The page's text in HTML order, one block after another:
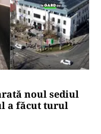
noul sediul
a făcut turul